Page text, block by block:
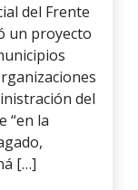
del Frente
un proyecto
del
“en la
[…]